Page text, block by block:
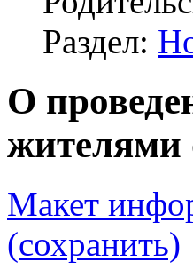
Раздел:
О
Макет
(сохранить)